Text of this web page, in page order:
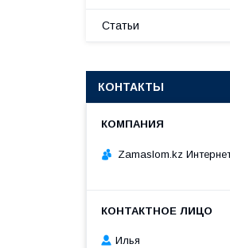
Статьи
КОНТАКТЫ
Zamaslom.kz
Илья